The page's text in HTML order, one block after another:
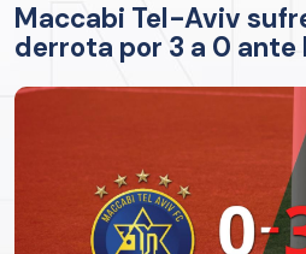
Maccabi Tel-Aviv
derrota por 3 a 0 ante